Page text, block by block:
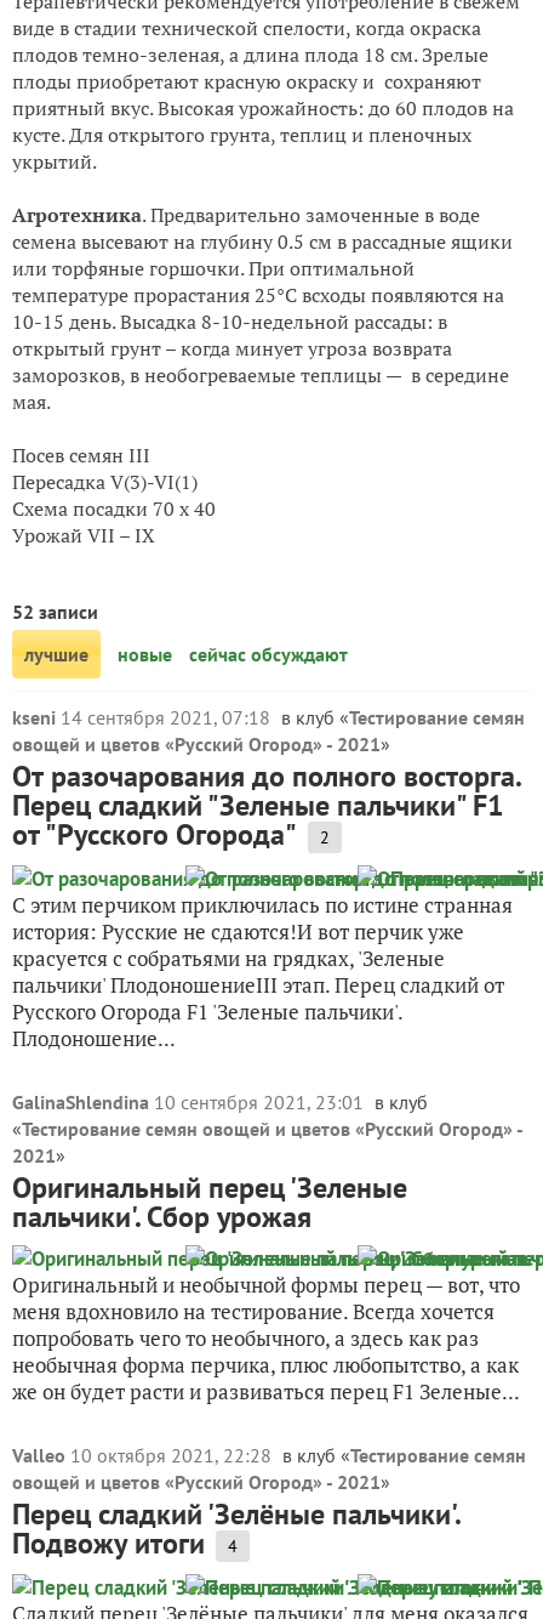
виде в стадии технической спелости, когда окраска
плодов темно-зеленая, а длина плода 18 см. Зрелые
плоды приобретают красную окраску и сохраняют
приятный вкус. Высокая урожайность: до 60 плодов на
кусте. Для открытого грунта, теплиц и пленочных
укрытий.
Агротехника. Предварительно замоченные в воде
семена высевают на глубину 0.5 см в рассадные ящики
или торфяные горшочки. При оптимальной
температуре прорастания 25°С всходы появляются на
10-15 день. Высадка 8-10-недельной рассады: в
открытый грунт – когда минует угроза возврата
заморозков, в необогреваемые теплицы — в середине
мая.
Посев семян III
Пересадка V(3)-VI(1)
Схема посадки 70 х 40
Урожай VII – IX
52 записи
лучшие
новые сейчас обсуждают
kseni 14 сентября 2021, 07:18 в клуб «Тестирование семян
овощей и цветов «Русский Огород» - 2021»
От разочарования до полного восторга.
Перец сладкий "Зеленые пальчики" F1
от "Русского Огорода" 2
С этим перчиком приключилась по истине странная
история: Русские не сдаются!И вот перчик уже
красуется с собратьями на грядках, 'Зеленые
пальчики' ПлодоношениеIII этап. Перец сладкий от
Русского Огорода F1 'Зеленые пальчики'.
Плодоношение...
GalinaShlendina 10 сентября 2021, 23:01 в клуб
«Тестирование семян овощей и цветов «Русский Огород» -
2021»
Оригинальный перец 'Зеленые
пальчики'. Сбор урожая
Оригинальный и необычной формы перец — вот, что
меня вдохновило на тестирование. Всегда хочется
попробовать чего то необычного, а здесь как раз
необычная форма перчика, плюс любопытство, а как
же он будет расти и развиваться перец F1 Зеленые...
Valleo 10 октября 2021, 22:28 в клуб «Тестирование семян
овощей и цветов «Русский Огород» - 2021»
Перец сладкий 'Зелёные пальчики'.
Подвожу итоги 4